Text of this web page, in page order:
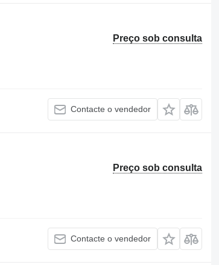
Preço sob consulta
Contacte o vendedor
Preço sob consulta
Contacte o vendedor